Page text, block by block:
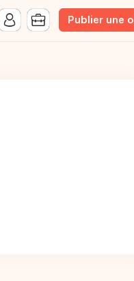
Publier une